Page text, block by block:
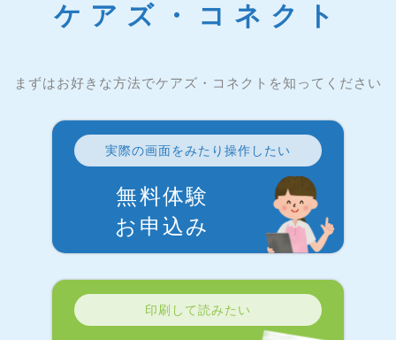
ケアズ・コネクト
まずはお好きな方法でケアズ・コネクトを知ってください
実際の画面をみたり操作したい
無料体験
お申込み
印刷して読みたい